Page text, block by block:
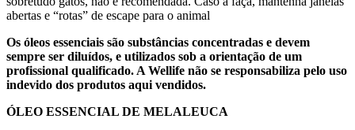
abertas e “rotas” de escape para o animal
Os óleos essenciais são substâncias concentradas e devem
sempre ser diluídos, e utilizados sob a orientação de um
profissional qualificado. A Wellife não se responsabiliza pelo uso
indevido dos produtos aqui vendidos.
ÓLEO ESSENCIAL DE MELALEUCA